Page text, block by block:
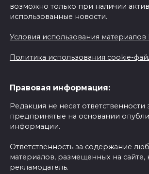
возможно только при наличии
использованные новости.
Условия использования
Политика использования cookie-
Правовая информация:
Редакция не несет ответственности
предпринятые на основании
информации.
Ответственность за содержание
материалов, размещенных на сайте,
рекламодатель.